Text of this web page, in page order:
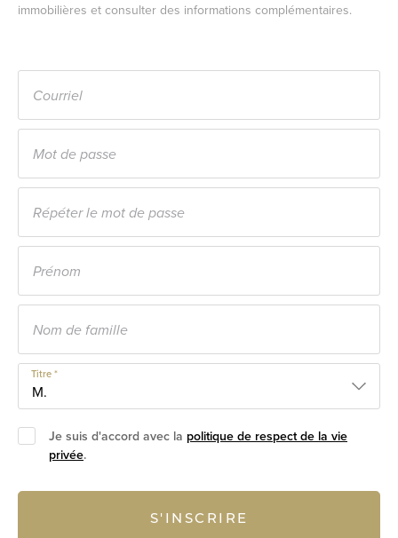
immobilières et consulter des informations complémentaires.
Titre *
Je suis d'accord avec la politique de respect de la vie
privée.
S'INSCRIRE